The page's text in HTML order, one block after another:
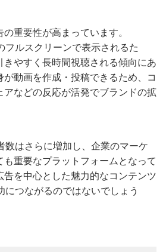
重要性が高まっています。
フルスクリーンで表示されるた
やすく長時間視聴される傾向にあ
が動画を作成・投稿できるため、コ
アなどの反応が活発でブランドの拡
数はさらに増加し、企業のマーケ
重要なプラットフォームとなって
告を中心とした魅力的なコンテンツ
つながるのではないでしょう